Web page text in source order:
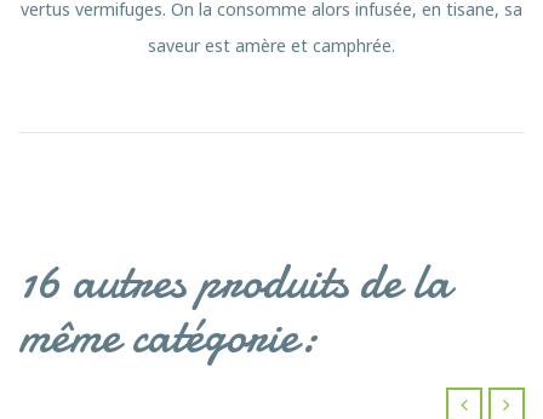
vertus vermifuges. On la consomme alors infusée, en tisane, sa
saveur est amère et camphrée.
16 autres produits de la
même catégorie: